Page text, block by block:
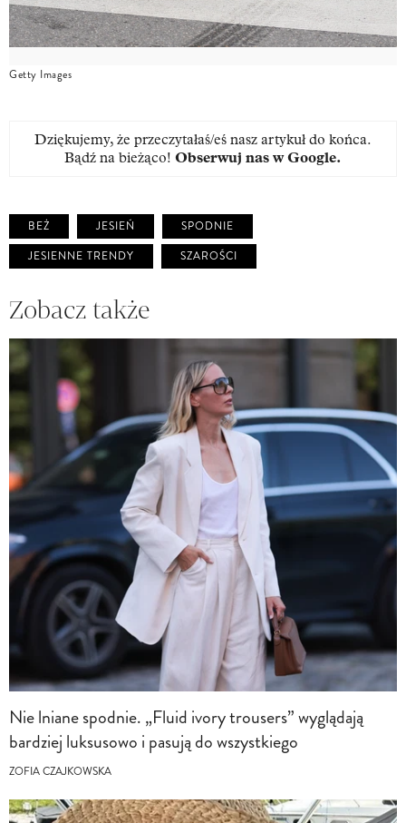
Getty Images
Dziękujemy, że przeczytałaś/eś nasz artykuł do końca.
Bądź na bieżąco! Obserwuj nas w Google.
BEŻ JESIEŃ
SPODNIE
JESIENNE TRENDY
SZAROŚCI
Zobacz także
Nie lniane spodnie. „Fluid ivory trousers” wyglądają
bardziej luksusowo i pasują do wszystkiego
ZOFIA CZAJKOWSKA